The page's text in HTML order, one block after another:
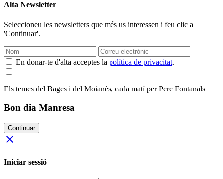
Alta Newsletter
Seleccioneu les newsletters que més us interessen i feu clic a
'Continuar'.
En donar-te d'alta acceptes la política de privacitat.
Els temes del Bages i del Moianès, cada matí per Pere Fontanals
Bon dia Manresa
Continuar
close
Iniciar sessió